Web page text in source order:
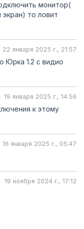
монитор(
то ловит
22 января 2025 г., 21:57
Юрка 1.2 с видио
19 января 2025 г., 14:56
к этому
16 января 2025 г., 05:47
19 ноября 2024 г., 17:12